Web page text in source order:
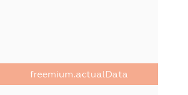
freemium.actualData